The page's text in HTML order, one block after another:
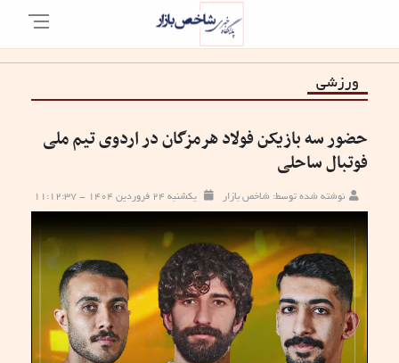
ورزشی
حضور سه بازیکن فولاد هرمزگان در اردوی تیم ملی
فوتبال ساحلی
نوشته شده توسط: شاخص بازار یکشنبه ۲۴ فروردین ۱۴۰۴ - ۱۱:۱۲:۳۷